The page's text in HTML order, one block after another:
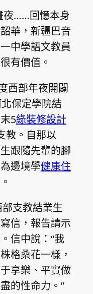
夜……回憶本身
華，新疆巴音
中學語文教員
有價值。
西部年夜開闢
保定學院結
5綠裝修設計
教。自那以
跟隨先輩的腳
邊境學健康住
支教結業生
信，報告請示
信中說：“我
格桑花一樣，
享樂、平實做
的性命力。”